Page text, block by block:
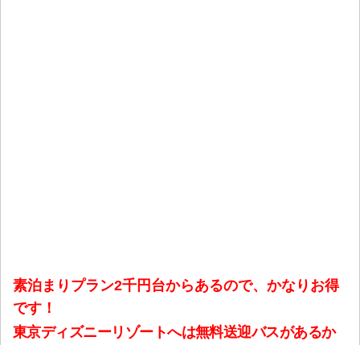
素泊まりプラン2千円台からあるので、かなりお得
です！
東京ディズニーリゾートへは無料送迎バスがあるか